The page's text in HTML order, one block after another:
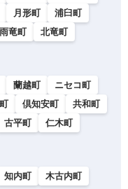
月形町
浦臼町
雨竜町
北竜町
蘭越町
ニセコ町
倶知安町
共和町
古平町
仁木町
知内町
木古内町